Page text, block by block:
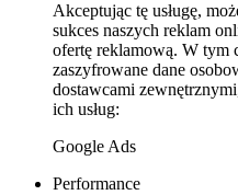
Akceptując tę usługę,
sukces naszych reklam
ofertę reklamową. W tym
zaszyfrowane dane
dostawcami
ich usług:
Google Ads
Performance